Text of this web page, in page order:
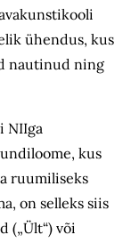
ühendus, kus
nautinud ning
NIIga
kus
ruumiliseks
on selleks siis
(„Ült“) või